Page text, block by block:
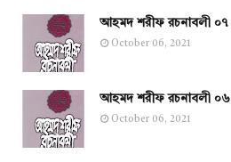
আহমদ শরীফ রচনাবলী ০৭
October 06, 2021
আহমদ শরীফ রচনাবলী ০৬
October 06, 2021